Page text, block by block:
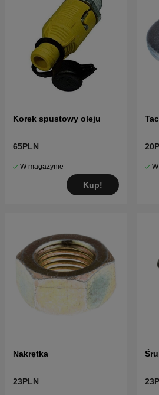
Korek spustowy oleju
65PLN
W magazynie
Kup!
Nakrętka
23PLN